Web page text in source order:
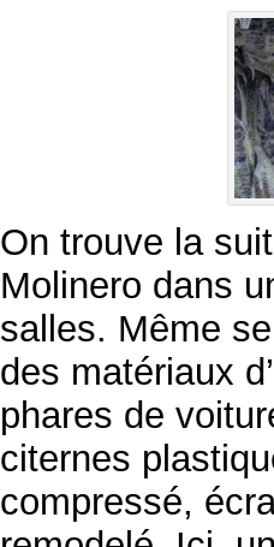
On trouve la
Molinero dans
salles. Même
des matériaux
phares de
citernes
compressé,